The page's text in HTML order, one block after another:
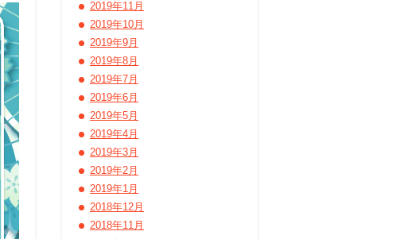
2019年11月
2019年10月
2019年9月
2019年8月
2019年7月
2019年6月
2019年5月
2019年4月
2019年3月
2019年2月
2019年1月
2018年12月
2018年11月